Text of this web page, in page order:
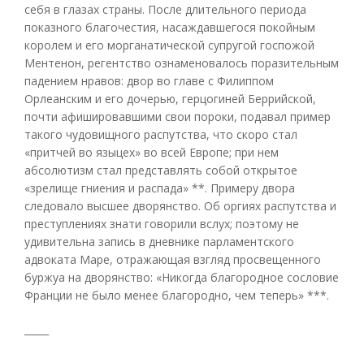
себя в глазах страны. После длительного периода
показного благочестия, насаждавшегося покойным
королем и его морганатической супругой госпожой
Ментенон, регентство ознаменовалось поразительным
падением нравов: двор во главе с Филиппом
Орлеанским и его дочерью, герцогиней Беррийской,
почти афишировавшими свои пороки, подавал пример
такого чудовищного распутства, что скоро стал
«притчей во языцех» во всей Европе; при нем
абсолютизм стал представлять собой открытое
«зрелище гниения и распада» **. Примеру двора
следовало высшее дворянство. Об оргиях распутства и
преступлениях знати говорили вслух; поэтому не
удивительна запись в дневнике парламентского
адвоката Маре, отражающая взгляд просвещенного
буржуа на дворянство: «Никогда благородное сословие
Франции не было менее благородно, чем теперь» ***.